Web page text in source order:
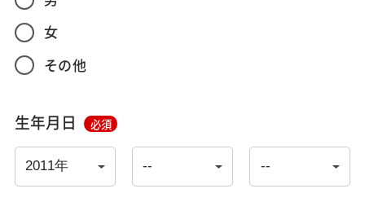
女
その他
生年月日 必須